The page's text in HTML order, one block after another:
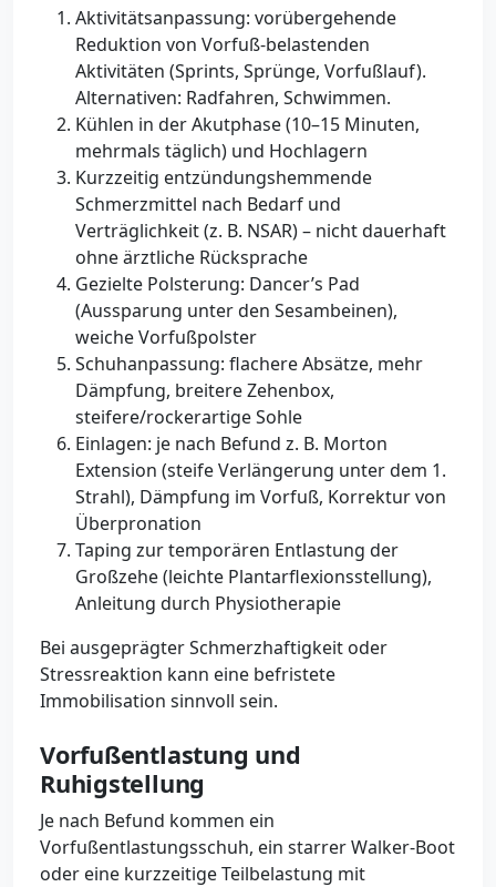
Aktivitätsanpassung: vorübergehende
Reduktion von Vorfuß-belastenden
Aktivitäten (Sprints, Sprünge, Vorfußlauf).
Alternativen: Radfahren, Schwimmen.
Kühlen in der Akutphase (10–15 Minuten,
mehrmals täglich) und Hochlagern
Kurzzeitig entzündungshemmende
Schmerzmittel nach Bedarf und
Verträglichkeit (z. B. NSAR) – nicht dauerhaft
ohne ärztliche Rücksprache
Gezielte Polsterung: Dancer’s Pad
(Aussparung unter den Sesambeinen),
weiche Vorfußpolster
Schuhanpassung: flachere Absätze, mehr
Dämpfung, breitere Zehenbox,
steifere/rockerartige Sohle
Einlagen: je nach Befund z. B. Morton
Extension (steife Verlängerung unter dem 1.
Strahl), Dämpfung im Vorfuß, Korrektur von
Überpronation
Taping zur temporären Entlastung der
Großzehe (leichte Plantarflexionsstellung),
Anleitung durch Physiotherapie
Bei ausgeprägter Schmerzhaftigkeit oder
Stressreaktion kann eine befristete
Immobilisation sinnvoll sein.
Vorfußentlastung und
Ruhigstellung
Je nach Befund kommen ein
Vorfußentlastungsschuh, ein starrer Walker-Boot
oder eine kurzzeitige Teilbelastung mit